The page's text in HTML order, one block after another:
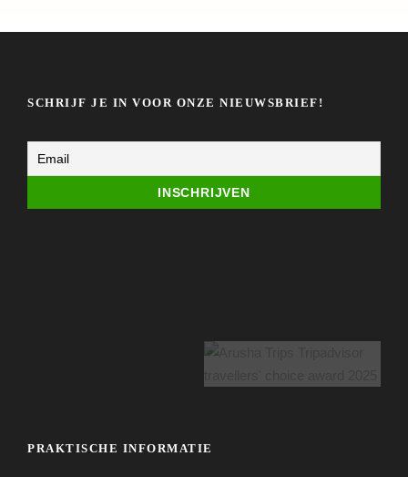
SCHRIJF JE IN VOOR ONZE NIEUWSBRIEF!
PRAKTISCHE INFORMATIE